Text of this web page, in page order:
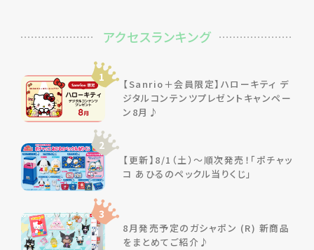
アクセスランキング
1
【Sanrio＋会員限定】ハローキティ デ
ジタルコンテンツプレゼントキャンペー
ン8月♪
2
【更新】8/1（土）～順次発売！「ポチャッ
コ あひるのペックル当りくじ」
3
8月発売予定のガシャポン (R) 新商品
をまとめてご紹介♪